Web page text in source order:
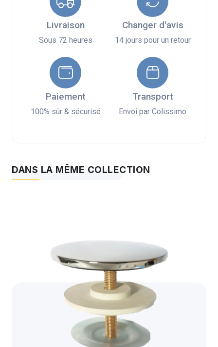
Livraison
Sous 72 heures
Changer d'avis
14 jours pour un retour
Paiement
100% sûr & sécurisé
Transport
Envoi par Colissimo
DANS LA MÊME COLLECTION